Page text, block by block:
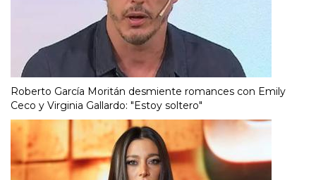
Roberto García Moritán desmiente romances con Emily
Ceco y Virginia Gallardo: "Estoy soltero"